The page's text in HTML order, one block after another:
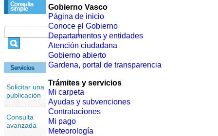
Consulta
simple
Servicios
Solicitar una
publicación
Consulta
avanzada
Gobierno Vasco
Página de inicio
Conoce el Gobierno
Departamentos y entidades
Atención ciudadana
Gobierno abierto
Gardena, portal de transparencia
Trámites y servicios
Mi carpeta
Ayudas y subvenciones
Contrataciones
Mi pago
Meteorología